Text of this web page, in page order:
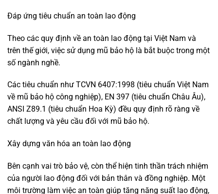
Đáp ứng tiêu chuẩn an toàn lao động
Theo các quy định về an toàn lao động tại Việt Nam và
trên thế giới, việc sử dụng mũ bảo hộ là bắt buộc trong một
số ngành nghề.
Các tiêu chuẩn như TCVN 6407:1998 (tiêu chuẩn Việt Nam
về mũ bảo hộ công nghiệp), EN 397 (tiêu chuẩn Châu Âu),
ANSI Z89.1 (tiêu chuẩn Hoa Kỳ) đều quy định rõ ràng về
chất lượng và yêu cầu đối với mũ bảo hộ.
Xây dựng văn hóa an toàn lao động
Bên cạnh vai trò bảo vệ, còn thể hiện tinh thần trách nhiệm
của người lao động đối với bản thân và đồng nghiệp. Một
môi trường làm việc an toàn giúp tăng năng suất lao động,